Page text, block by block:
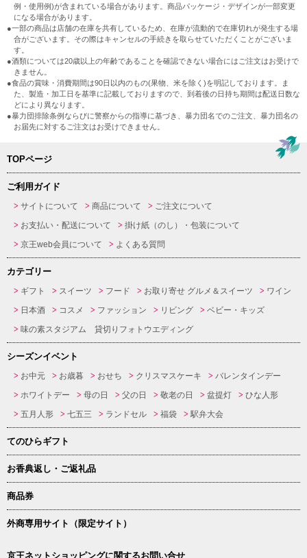
例・使用例)が含まれている場合があります。商品パッケージ・デザインが一部変更
になる場合があります。
●一部の商品は店舗の在庫を共有しているため、在庫が流動的で在庫切れが発生する場
合がございます。その際はキャンセルの手続きを取らせていただくことがございま
す。
●酒類については20歳以上の年齢であることを確認できない場合にはご注文はお受けで
きません。
●食品の賞味・消費期間は90日以内のもの(果物、米を除く)を明記しております。ま
た、製造・加工日を基準に記載しておりますので、到着後の日持ち期間は配送日数な
どにより異なります。
●暴力団排除条例ならびに警察からの指導に基づき、暴力団名でのご注文、暴力団名の
お届先に対するご注文はお受けできません。
TOPページ
ご利用ガイド
サイトについて 商品について
ご注文について
お支払い・配送について
掛け紙（のし）・包装について
京王web会員について
よくある質問
カテゴリー
ギフト スイーツ フード お取り寄せ グルメ＆スイーツ
ワイン
日本酒
コスメ ファッション リビング
ベビー・キッズ
味の素スタジアム 貸切りフォトウエディング
シーズンイベント
お中元 お歳暮 おせち クリスマスケーキ
バレンタインデー
ホワイトデー
母の日 父の日 敬老の日 盆提灯
ひな人形
五月人形
七五三 ランドセル 福袋 駅弁大会
てのひらギフト
お香典返し・ご返礼品
商品券
外商専用サイト（限定サイト）
京王ネットショッピングに関するお問い合せ